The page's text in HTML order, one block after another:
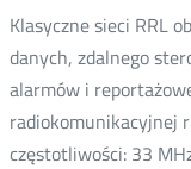
Klasyczne sieci RRL
danych, zdalnego
alarmów i
radiokomunikacyjnej
częstotliwości: 33